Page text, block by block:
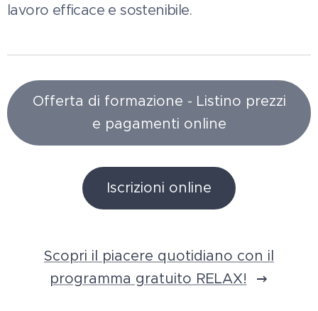
lavoro efficace e sostenibile.
Offerta di formazione - Listino prezzi
e pagamenti online
Iscrizioni online
Scopri il piacere quotidiano con il
programma gratuito RELAX!